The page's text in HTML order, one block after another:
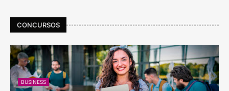
CONCURSOS
BUSINESS